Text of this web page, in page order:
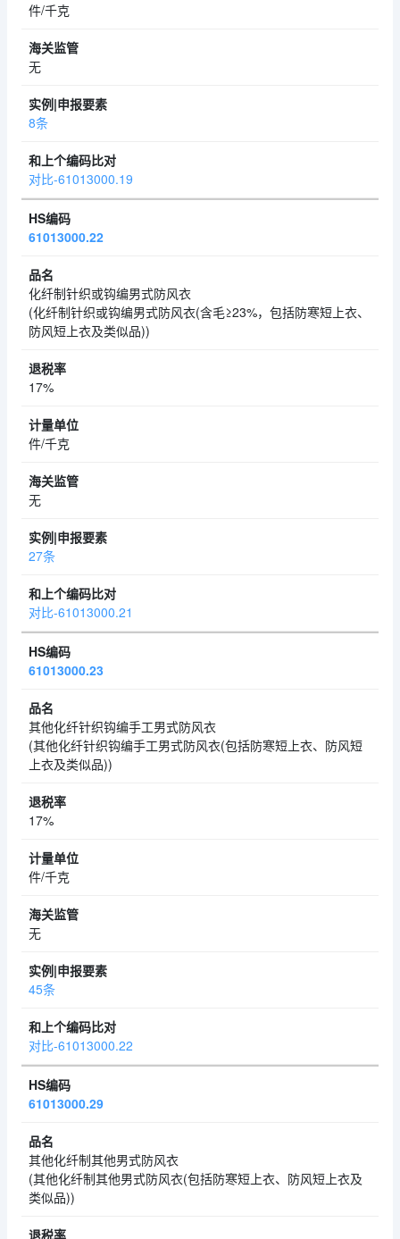
件/千克
无
8条
对比-61013000.19
61013000.22
化纤制针织或钩编男式防风衣
(化纤制针织或钩编男式防风衣(含毛≥23%，包括防寒短上衣、
防风短上衣及类似品))
17%
件/千克
无
27条
对比-61013000.21
61013000.23
其他化纤针织钩编手工男式防风衣
(其他化纤针织钩编手工男式防风衣(包括防寒短上衣、防风短
上衣及类似品))
17%
件/千克
无
45条
对比-61013000.22
61013000.29
其他化纤制其他男式防风衣
(其他化纤制其他男式防风衣(包括防寒短上衣、防风短上衣及
类似品))